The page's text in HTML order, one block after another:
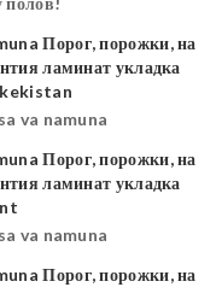
va namuna
va namuna